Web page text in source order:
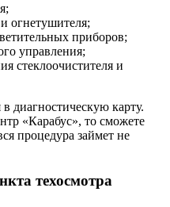
огнетушителя;
приборов;
управления;
стеклоочистителя и
в диагностическую карту.
«Карабус», то сможете
процедура займет не
техосмотра